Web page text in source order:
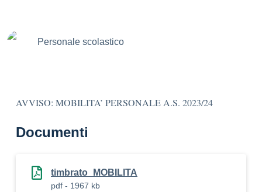
Personale scolastico
AVVISO: MOBILITA’ PERSONALE A.S. 2023/24
Documenti
timbrato_MOBILITA
pdf - 1967 kb